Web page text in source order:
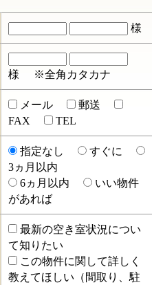
様
様
※全角カタカナ
メール
郵送
FAX
TEL
指定なし
すぐに
3ヵ月以内
6ヵ月以内
いい物件
があれば
最新の空き室状況につい
て知りたい
この物件に関して詳しく
教えてほしい（間取り、駐